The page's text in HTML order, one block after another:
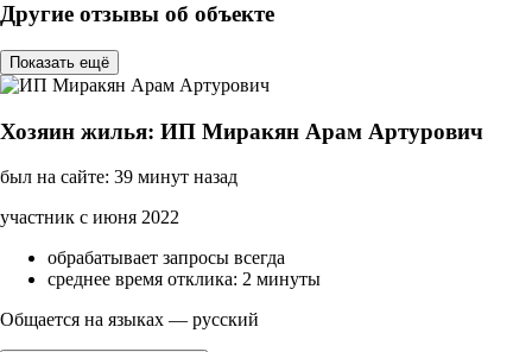
Другие отзывы об объекте
Показать ещё
Хозяин жилья: ИП Миракян Арам Артурович
был на сайте: 39 минут назад
участник с июня 2022
обрабатывает запросы всегда
среднее время отклика: 2 минуты
Общается на языках — русский